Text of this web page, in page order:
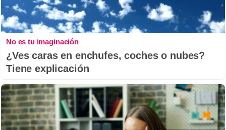
No es tu imaginación
¿Ves caras en enchufes, coches o nubes?
Tiene explicación